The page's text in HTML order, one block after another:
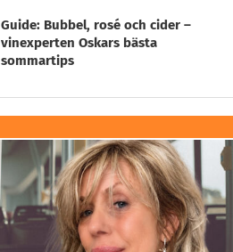
Guide: Bubbel, rosé och cider –
vinexperten Oskars bästa
sommartips